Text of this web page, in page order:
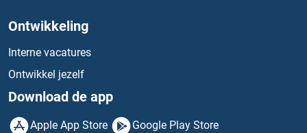
Ontwikkeling
Interne vacatures
Ontwikkel jezelf
Download de app
Apple App Store Google Play Store